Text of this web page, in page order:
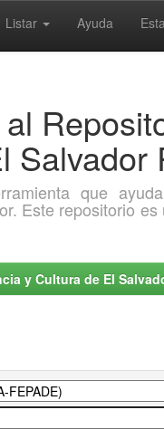
Listar Ayuda
Salvador
que
Este repositorio
y Cultura de El